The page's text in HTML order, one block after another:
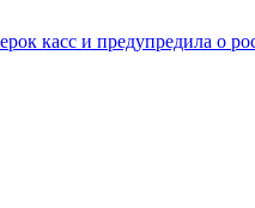
касс и предупредила о